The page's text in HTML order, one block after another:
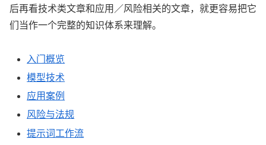
后再看技术类文章和应用／风险相关的文章，就更容易把它
们当作一个完整的知识体系来理解。
入门概览
模型技术
应用案例
风险与法规
提示词工作流